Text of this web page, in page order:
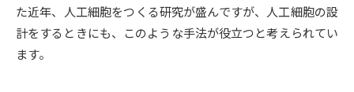
学問発見 学問検索
た近年、人工細胞をつくる研究が盛んですが、人工細胞の設
計をするときにも、このような手法が役立つと考えられてい
ます。